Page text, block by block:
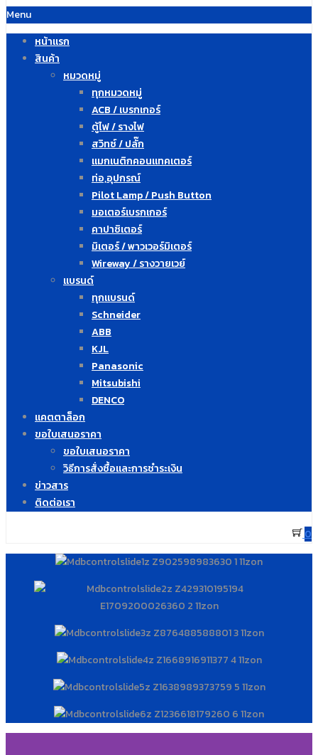
Menu
หน้าแรก
สินค้า
หมวดหมู่
ทุกหมวดหมู่
ACB / เบรกเกอร์
ตู้ไฟ / รางไฟ
สวิทซ์ / ปลั๊ก
แมกเนติกคอนแทคเตอร์
ท่อ,อุปกรณ์
Pilot Lamp / Push Button
มอเตอร์เบรกเกอร์
คาปาซิเตอร์
มิเตอร์ / พาวเวอร์มิเตอร์
Wireway / รางวายเวย์
แบรนด์
ทุกแบรนด์
Schneider
ABB
KJL
Panasonic
Mitsubishi
DENCO
แคตตาล็อก
ขอใบเสนอราคา
ขอใบเสนอราคา
วิธีการสั่งซื้อและการชำระเงิน
ข่าวสาร
ติดต่อเรา
0